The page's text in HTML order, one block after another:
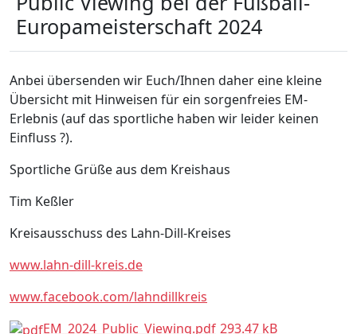
Europameisterschaft 2024
Anbei übersenden wir Euch/Ihnen daher eine kleine
Übersicht mit Hinweisen für ein sorgenfreies EM-
Erlebnis (auf das sportliche haben wir leider keinen
Einfluss ?).
Sportliche Grüße aus dem Kreishaus
Tim Keßler
Kreisausschuss des Lahn-Dill-Kreises
www.lahn-dill-kreis.de
www.facebook.com/lahndillkreis
EM_2024_Public_Viewing.pdf 293.47 kB